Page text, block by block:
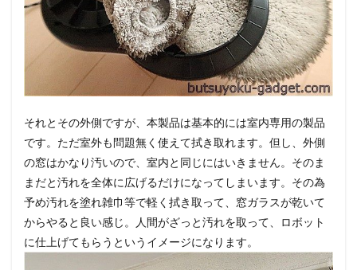
それとその外側ですが、本製品は基本的には室内専用の製品
です。ただ室外も問題無く使えて拭き取れます。但し、外側
の窓はかなり汚いので、室内と同じにはいきません。そのま
まだと汚れを全体に広げるだけになってしまいます。その為
予め汚れを塗れ雑巾等で軽く拭き取って、窓ガラスが乾いて
からやると良い感じ。人間がざっと汚れを取って、ロボット
に仕上げてもらうというイメージになります。